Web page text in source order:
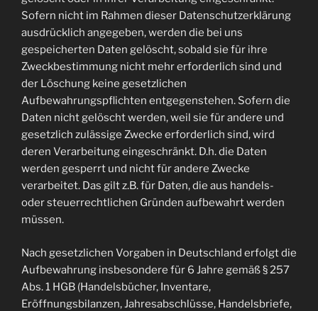
Sofern nicht im Rahmen dieser Datenschutzerklärung
ausdrücklich angegeben, werden die bei uns
gespeicherten Daten gelöscht, sobald sie für ihre
Zweckbestimmung nicht mehr erforderlich sind und
der Löschung keine gesetzlichen
Aufbewahrungspflichten entgegenstehen. Sofern die
Daten nicht gelöscht werden, weil sie für andere und
gesetzlich zulässige Zwecke erforderlich sind, wird
deren Verarbeitung eingeschränkt. D.h. die Daten
werden gesperrt und nicht für andere Zwecke
verarbeitet. Das gilt z.B. für Daten, die aus handels-
oder steuerrechtlichen Gründen aufbewahrt werden
müssen.
Nach gesetzlichen Vorgaben in Deutschland erfolgt die
Aufbewahrung insbesondere für 6 Jahre gemäß § 257
Abs. 1 HGB (Handelsbücher, Inventare,
Eröffnungsbilanzen, Jahresabschlüsse, Handelsbriefe,